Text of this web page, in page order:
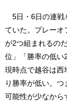
5日・6日の連戦
ていた。プレーオ
が2つ組まれるの
位」「勝率の低い
現時点で越谷は西
り勝率が低い。
可能性が少なから